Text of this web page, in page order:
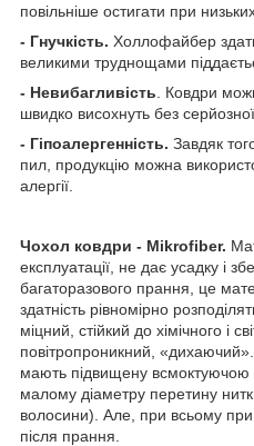
повільніше остигати при
- Гнучкість. Холлофайбер
великими труднощами
- Невибагливість . Ковдри
швидко висохнуть без серйозної
- Гіпоалергенність. Завдяк
пил, продукцію можна
алергії.
Чохол ковдри - Mikrofiber.
експлуатації, не дає усадку і
багаторазового прання, це
здатність рівномірно
міцний, стійкий до хімічного і
повітропроникний,
мають підвищену всмоктуючою
малому діаметру перетину
волосини). Але, при всьому
після прання.